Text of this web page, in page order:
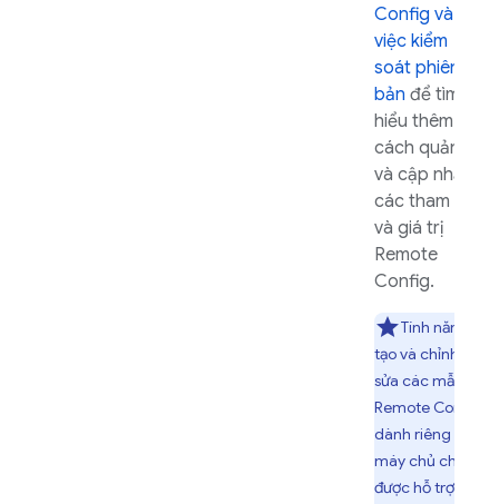
Config và
việc kiểm
soát phiên
bản để tìm
hiểu thêm về
cách quản lý
và cập nhật
các tham số
và giá trị
Remote
Config.
Tính năng
tạo và chỉnh
sửa các mẫu
Remote Config
dành riêng cho
máy chủ chỉ
được hỗ trợ